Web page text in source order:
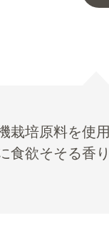
栽培原料を使
食欲そそる香